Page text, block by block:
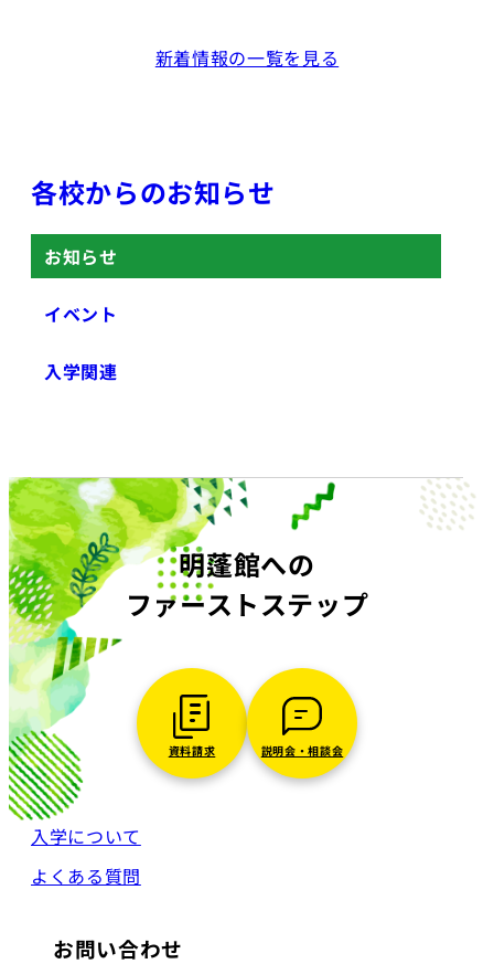
新着情報の一覧を見る
各校からのお知らせ
お知らせ
イベント
入学関連
明蓬館への
ファーストステップ
資料請求 説明会・相談会
入学について
よくある質問
お問い合わせ